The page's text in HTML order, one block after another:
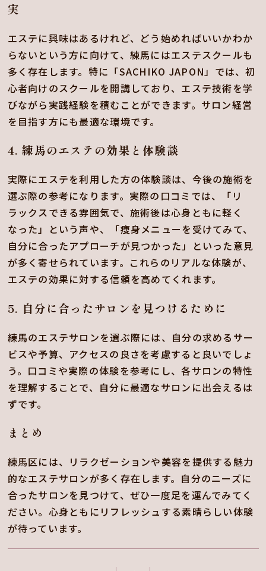
実
エステに興味はあるけれど、どう始めればいいかわか
らないという方に向けて、練馬にはエステスクールも
多く存在します。特に「SACHIKO JAPON」では、初
心者向けのスクールを開講しており、エステ技術を学
びながら実践経験を積むことができます。サロン経営
を目指す方にも最適な環境です。
4. 練馬のエステの効果と体験談
実際にエステを利用した方の体験談は、今後の施術を
選ぶ際の参考になります。実際の口コミでは、「リ
ラックスできる雰囲気で、施術後は心身ともに軽く
なった」という声や、「痩身メニューを受けてみて、
自分に合ったアプローチが見つかった」といった意見
が多く寄せられています。これらのリアルな体験が、
エステの効果に対する信頼を高めてくれます。
5. 自分に合ったサロンを見つけるために
練馬のエステサロンを選ぶ際には、自分の求めるサー
ビスや予算、アクセスの良さを考慮すると良いでしょ
う。口コミや実際の体験を参考にし、各サロンの特性
を理解することで、自分に最適なサロンに出会えるは
ずです。
まとめ
練馬区には、リラクゼーションや美容を提供する魅力
的なエステサロンが多く存在します。自分のニーズに
合ったサロンを見つけて、ぜひ一度足を運んでみてく
ださい。心身ともにリフレッシュする素晴らしい体験
が待っています。